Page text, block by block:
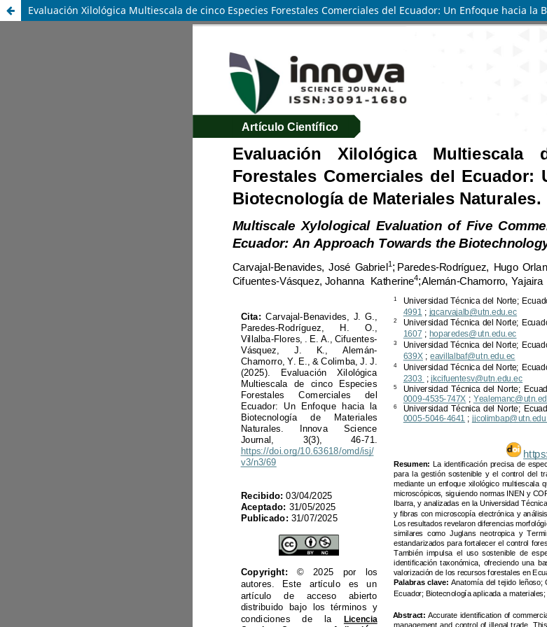
Evaluación Xilológica Multiescala de cinco Especies Forestales Comerciales del Ecuador: Un Enfoque hacia